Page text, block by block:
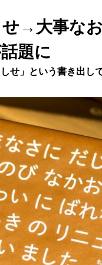
せ→大事な
題に
せ」という書き出し